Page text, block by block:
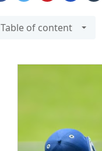
Table of content